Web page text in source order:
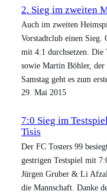
2. Sieg im zweiten
Auch im zweiten
Vorstadtclub einen Sieg.
mit 4:1 durchsetzen. Die
sowie Martin Böhler, der
Samstag geht es zum
29. Mai 2015
7:0 Sieg im
Tisis
Der FC Tosters 99
gestrigen Testspiel mit
Jürgen Gruber & Li
die Mannschaft. Danke